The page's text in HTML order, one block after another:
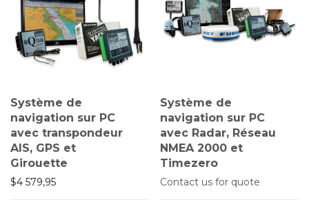
Système de
navigation sur PC
avec transpondeur
AIS, GPS et
Girouette
$4 579,95
Système de
navigation sur PC
avec Radar, Réseau
NMEA 2000 et
Timezero
Contact us for quote